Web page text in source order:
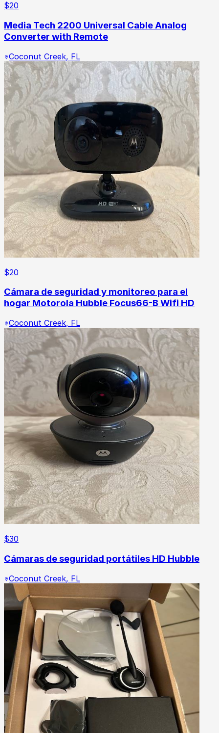
$20
Media Tech 2200 Universal Cable Analog
Converter with Remote
Coconut Creek, FL
$20
Cámara de seguridad y monitoreo para el
hogar Motorola Hubble Focus66-B Wifi HD
Coconut Creek, FL
$30
Cámaras de seguridad portátiles HD Hubble
Coconut Creek, FL